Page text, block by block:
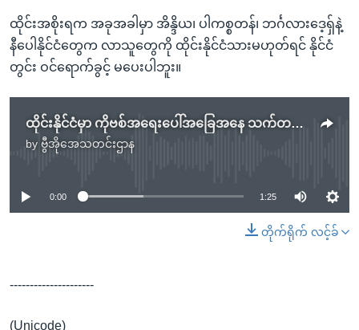
ထိုင်းအစိုးရက အခုအခါမှာ အိန္ဒိယ၊ ပါကစ္စတန်၊ ဘင်္ဂလားဒေ့ရှ်နဲ့
နီပေါနိုင်ငံတွေက လာသူတွေကို ထိုင်းနိုင်ငံသားမဟုတ်ရင် နိုင်ငံ
တွင်း ဝင်ရောက်ခွင့် မပေးပါဘူး။
ထိုင်းနိုင်ငံမှာ ကိုဗစ်အရေးပေါ်အခြေအနေ သက်တမ်း ၂ လတိုး
by ဗွီအိုအေသတင်းဌာန
No media source currently available
0:00 1:25
တိုက်ရိုက် လင့်ခ်
---------------------
(Unicode)